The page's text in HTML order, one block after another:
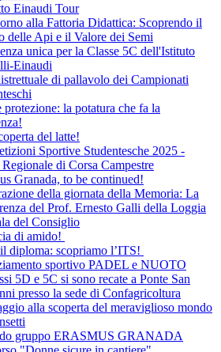
Einaudi Tour
alla Fattoria Didattica: Scoprendo il
delle Api e il Valore dei Semi
unica per la Classe 5C dell'Istituto
Einaudi
di pallavolo dei Campionati
protezione: la potatura che fa la
del latte!
Sportive Studentesche 2025 -
di Corsa Campestre
Granada, to be continued!
della giornata della Memoria: La
del Prof. Ernesto Galli della Loggia
del Consiglio
di amido!
diploma: scopriamo l’ITS!
sportivo PADEL e NUOTO
5D e 5C si sono recate a Ponte San
presso la sede di Confagricoltura
alla scoperta del meraviglioso mondo
gruppo ERASMUS GRANADA